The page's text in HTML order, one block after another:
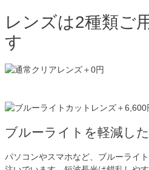
レンズは2種類ご
す
ブルーライトを軽減し
パソコンやスマホなど、ブルーライ